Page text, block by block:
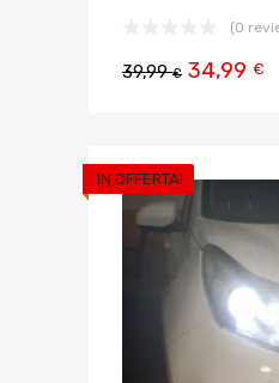
(0
39,99€ 34,99 €
IN OFFERTA!